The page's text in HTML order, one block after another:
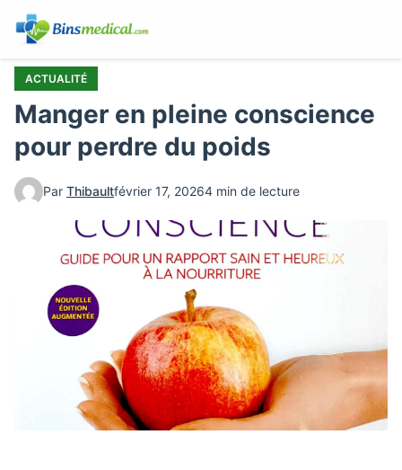
Aller
principal
ACTUALITÉ
Manger en pleine conscience
pour perdre du poids
Par Thibaultfévrier 17, 20264 min de lecture